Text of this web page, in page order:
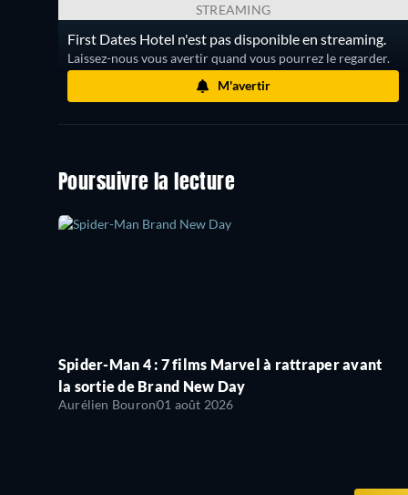
STREAMING
First Dates Hotel n'est pas disponible en streaming.
Laissez-nous vous avertir quand vous pourrez le regarder.
M'avertir
Poursuivre la lecture
Spider-Man 4 : 7 films Marvel à rattraper avant
la sortie de Brand New Day
Aurélien Bouron01 août 2026